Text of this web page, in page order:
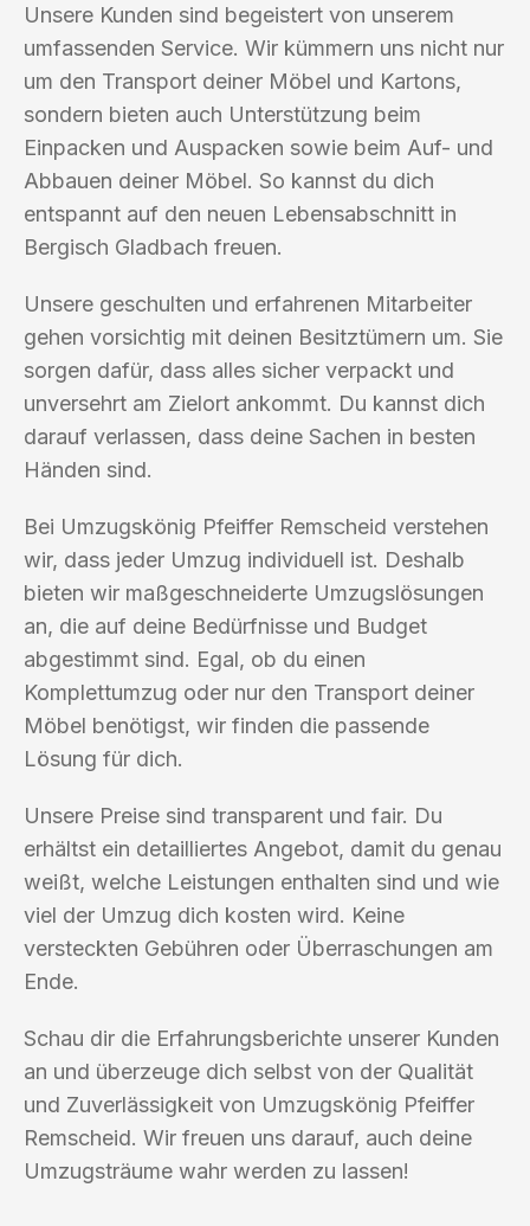
Unsere Kunden sind begeistert von unserem
umfassenden Service. Wir kümmern uns nicht nur
um den Transport deiner Möbel und Kartons,
sondern bieten auch Unterstützung beim
Einpacken und Auspacken sowie beim Auf- und
Abbauen deiner Möbel. So kannst du dich
entspannt auf den neuen Lebensabschnitt in
Bergisch Gladbach freuen.
Unsere geschulten und erfahrenen Mitarbeiter
gehen vorsichtig mit deinen Besitztümern um. Sie
sorgen dafür, dass alles sicher verpackt und
unversehrt am Zielort ankommt. Du kannst dich
darauf verlassen, dass deine Sachen in besten
Händen sind.
Bei Umzugskönig Pfeiffer Remscheid verstehen
wir, dass jeder Umzug individuell ist. Deshalb
bieten wir maßgeschneiderte Umzugslösungen
an, die auf deine Bedürfnisse und Budget
abgestimmt sind. Egal, ob du einen
Komplettumzug oder nur den Transport deiner
Möbel benötigst, wir finden die passende
Lösung für dich.
Unsere Preise sind transparent und fair. Du
erhältst ein detailliertes Angebot, damit du genau
weißt, welche Leistungen enthalten sind und wie
viel der Umzug dich kosten wird. Keine
versteckten Gebühren oder Überraschungen am
Ende.
Schau dir die Erfahrungsberichte unserer Kunden
an und überzeuge dich selbst von der Qualität
und Zuverlässigkeit von Umzugskönig Pfeiffer
Remscheid. Wir freuen uns darauf, auch deine
Umzugsträume wahr werden zu lassen!